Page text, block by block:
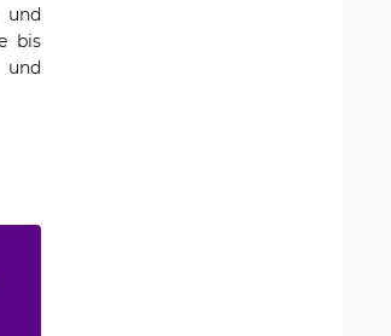
und
bis
und